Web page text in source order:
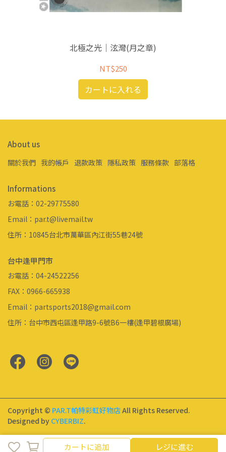
キャンセル 終了
カートに追加 レジに進む
北極之光｜泫灣(月之章)
NT$250
カートに入れる
About us
關於我們 我的帳戶 退款政策 隱私政策 服務條款 部落格
Informations
お電話：02-29775580
Email：par.t@livemail.tw
住所：10845台北市萬華區內江街55巷24號
台中逢甲門市
お電話：04-24522256
FAX：0966-665938
Email：partsports2018@gmail.com
住所：台中市西屯區逢甲路9-6號B6一樓(逢甲碧根廣場)
Copyright © PAR.T帕特彩虹好物店All Rights Reserved.
Designed by CYBERBIZ.